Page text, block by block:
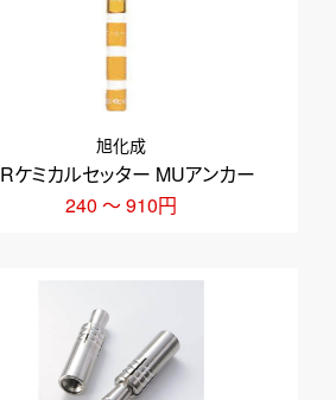
ケミカルセッター MUアンカー
旭化成
240 ～ 910円